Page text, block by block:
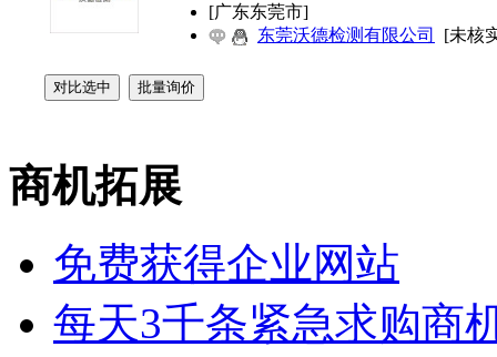
[广东东莞市]
东莞沃德检测有限公司
[未核
商机拓展
免费获得企业网站
每天3千条紧急求购商